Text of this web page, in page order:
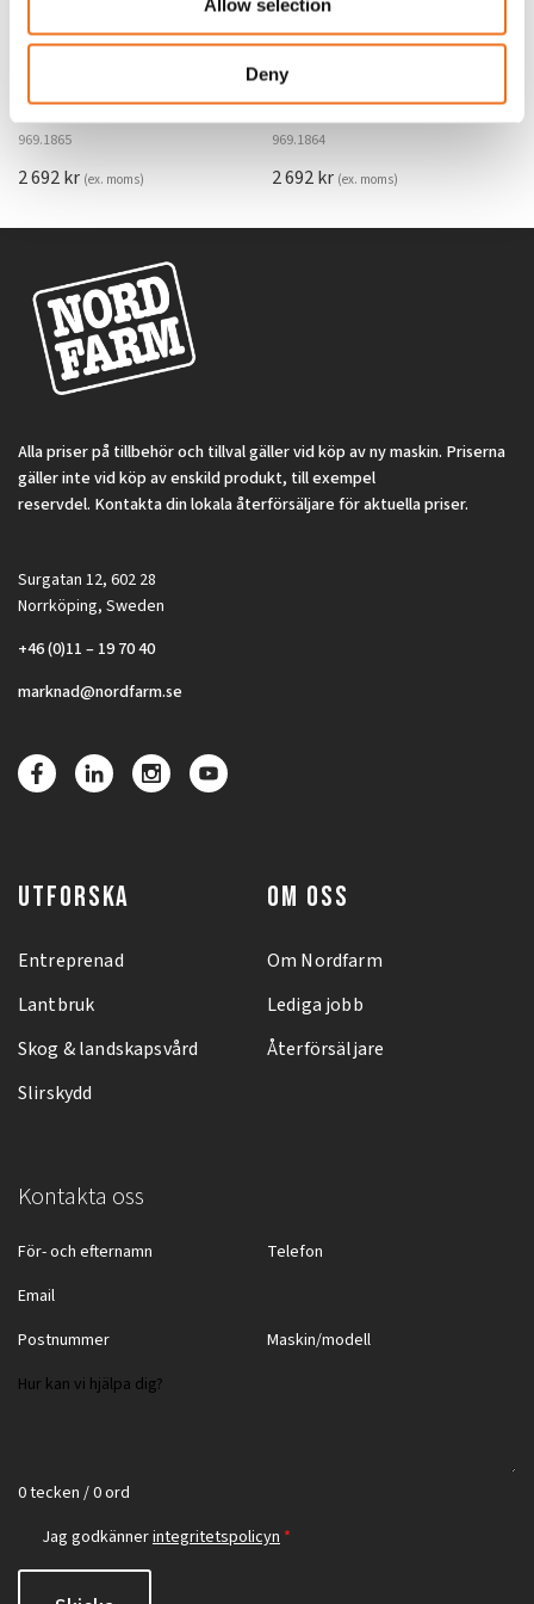
Allow selection
Deny
Lägg till i varukorg
Rotor teeth 8t/6k 7.5Gr/8 R6/14
969.1865
2 692kr (ex. moms)
Rotor teeth 8t/6k 0Gr/8 R6/14
969.1864
2 692kr (ex. moms)
Alla priser på tillbehör och tillval gäller vid köp av ny maskin. Priserna
gäller inte vid köp av enskild produkt, till exempel
reservdel. Kontakta din lokala återförsäljare för aktuella priser.
Surgatan 12, 602 28
Norrköping, Sweden
+46 (0)11 – 19 70 40
marknad@nordfarm.se
UTFORSKA
Entreprenad
Lantbruk
Skog & landskapsvård
Slirskydd
OM OSS
Om Nordfarm
Lediga jobb
Återförsäljare
Kontakta oss
0 tecken / 0 ord
Jag godkännerintegritetspolicyn *